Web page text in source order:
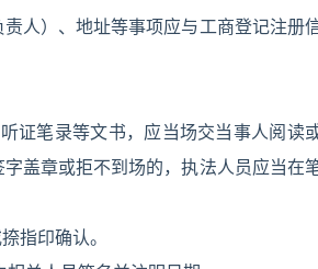
人）、地址等事项应与工商登记注册
证笔录等文书，应当场交当事人阅读
盖章或拒不到场的，执法人员应当在
指印确认。